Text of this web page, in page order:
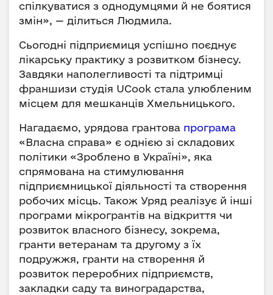
спілкуватися з однодумцями й не боятися
змін», — ділиться Людмила.
Сьогодні підприємиця успішно поєднує
лікарську практику з розвитком бізнесу.
Завдяки наполегливості та підтримці
франшизи студія UCook стала улюбленим
місцем для мешканців Хмельницького.
Нагадаємо, урядова грантова програма
«Власна справа» є однією зі складових
політики «Зроблено в Україні», яка
спрямована на стимулювання
підприємницької діяльності та створення
робочих місць. Також Уряд реалізує й інші
програми мікрогрантів на відкриття чи
розвиток власного бізнесу, зокрема,
гранти ветеранам та другому з їх
подружжя, гранти на створення й
розвиток переробних підприємств,
закладки саду та виноградарства,